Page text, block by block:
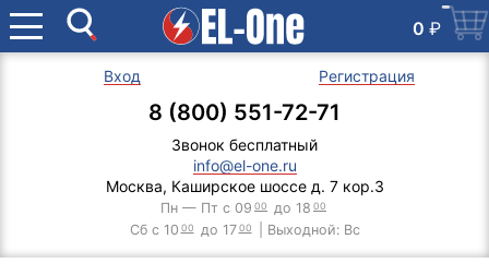
0 ₽
Вход Регистрация
8 (800) 551-72-71
Звонок бесплатный
info@el-one.ru
Москва, Каширское шоссе д. 7 кор.3
Пн — Пт с 09 00 до 18 00
Сб с 10 00 до 17 00 | Выходной: Вс